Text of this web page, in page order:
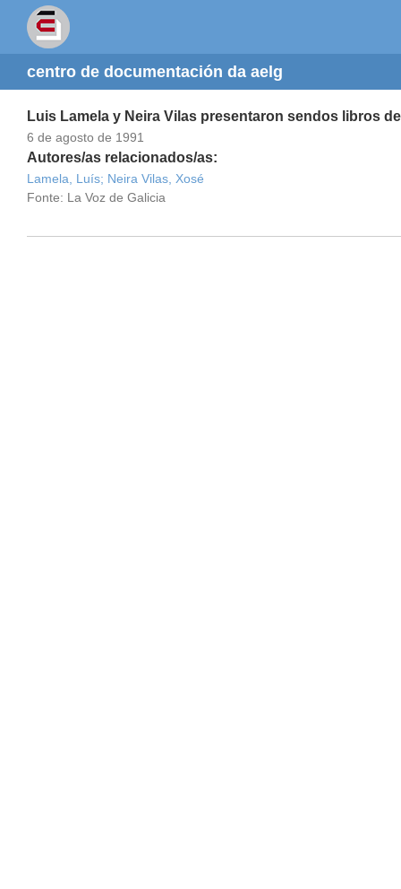
centro de documentación da aelg
Luis Lamela y Neira Vilas presentaron sendos libros
6 de agosto de 1991
Autores/as relacionados/as:
Lamela, Luís; Neira Vilas, Xosé
Fonte: La Voz de Galicia